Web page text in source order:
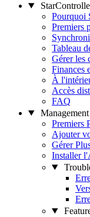
Pourquoi
Premiers
Tableau
Gérer les
Finances
À
Accès
FAQ
Management
Premiers
Ajouter
Gérer
Installer